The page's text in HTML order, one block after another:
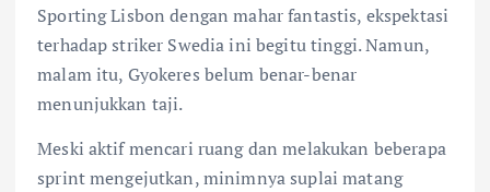
Sporting Lisbon dengan mahar fantastis, ekspektasi
terhadap striker Swedia ini begitu tinggi. Namun,
malam itu, Gyokeres belum benar-benar
menunjukkan taji.
Meski aktif mencari ruang dan melakukan beberapa
sprint mengejutkan, minimnya suplai matang